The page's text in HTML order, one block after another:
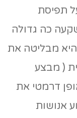
תפיסת
כה גדולה
היא מבליטה את
( מבצע
דרמטי את
אנושות